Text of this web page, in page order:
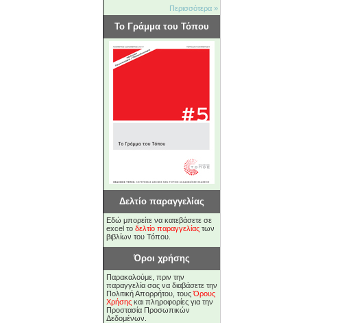
Περισσότερα »
Το Γράμμα του Τόπου
Δελτίο παραγγελίας
Εδώ μπορείτε να κατεβάσετε σε
excel το δελτίο παραγγελίαςτων
βιβλίων του Τόπου.
Όροι χρήσης
Παρακαλούμε, πριν την
παραγγελία σας να διαβάσετε την
Πολιτική Απορρήτου, τουςΌρους
Χρήσηςκαι πληροφορίες για την
Προστασία Προσωπικών
Δεδομένων.